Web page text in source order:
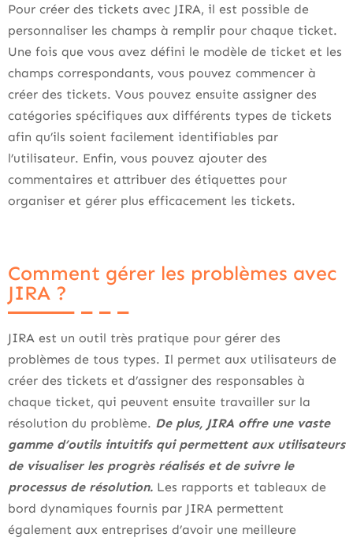
Pour créer des tickets avec JIRA, il est possible de
personnaliser les champs à remplir pour chaque ticket.
Une fois que vous avez défini le modèle de ticket et les
champs correspondants, vous pouvez commencer à
créer des tickets. Vous pouvez ensuite assigner des
catégories spécifiques aux différents types de tickets
afin qu’ils soient facilement identifiables par
l’utilisateur. Enfin, vous pouvez ajouter des
commentaires et attribuer des étiquettes pour
organiser et gérer plus efficacement les tickets.
Comment gérer les problèmes avec
JIRA ?
JIRA est un outil très pratique pour gérer des
problèmes de tous types. Il permet aux utilisateurs de
créer des tickets et d’assigner des responsables à
chaque ticket, qui peuvent ensuite travailler sur la
résolution du problème. De plus, JIRA offre une vaste
gamme d’outils intuitifs qui permettent aux utilisateurs
de visualiser les progrès réalisés et de suivre le
processus de résolution. Les rapports et tableaux de
bord dynamiques fournis par JIRA permettent
également aux entreprises d’avoir une meilleure